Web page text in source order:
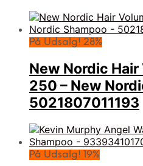
På Udsalg! 28%
New Nordic
250 – New
5021807011193
På Udsalg! 19%